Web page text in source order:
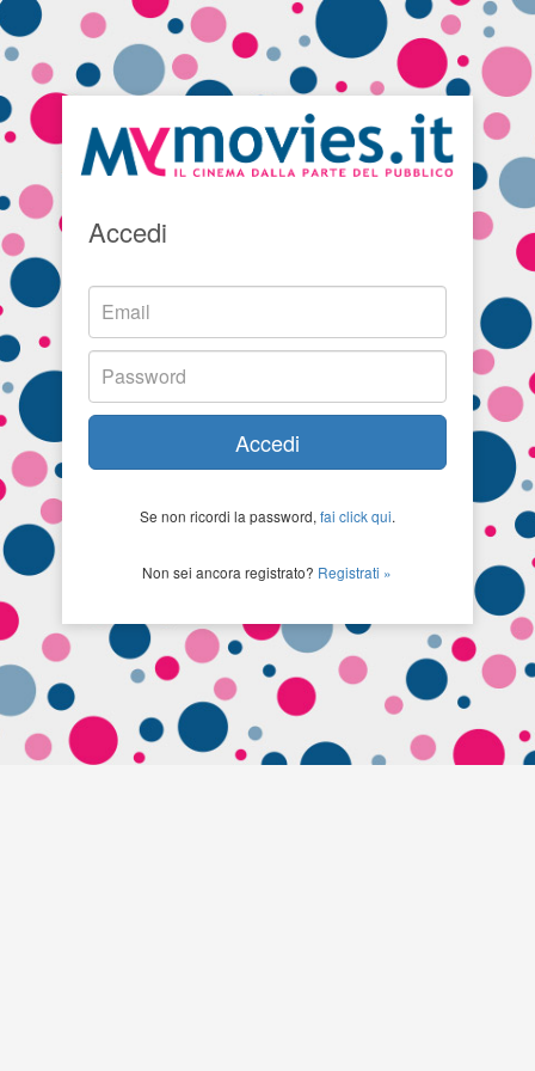
Accedi
Accedi
Se non ricordi la password, fai click qui.
Non sei ancora registrato? Registrati »